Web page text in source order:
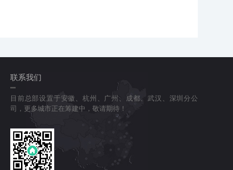
联系我们
目前总部设置于安徽、杭州、广州、成都、武汉、深圳分公
司，更多城市正在筹建中，敬请期待！